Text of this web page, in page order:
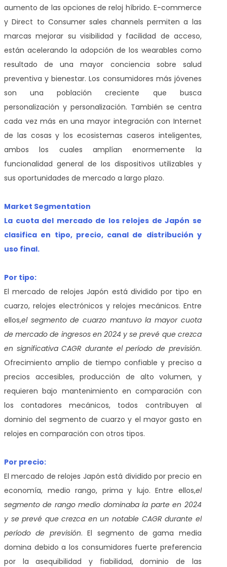
aumento de las opciones de reloj híbrido. E-commerce
y Direct to Consumer sales channels permiten a las
marcas mejorar su visibilidad y facilidad de acceso,
están acelerando la adopción de los wearables como
resultado de una mayor conciencia sobre salud
preventiva y bienestar. Los consumidores más jóvenes
son una población creciente que busca
personalización y personalización. También se centra
cada vez más en una mayor integración con Internet
de las cosas y los ecosistemas caseros inteligentes,
ambos los cuales amplían enormemente la
funcionalidad general de los dispositivos utilizables y
sus oportunidades de mercado a largo plazo.
Market Segmentation
La cuota del mercado de los relojes de Japón se
clasifica en tipo, precio, canal de distribución y
uso final.
Por tipo:
El mercado de relojes Japón está dividido por tipo en
cuarzo, relojes electrónicos y relojes mecánicos. Entre
ellos,el segmento de cuarzo mantuvo la mayor cuota
de mercado de ingresos en 2024 y se prevé que crezca
en significativa CAGR durante el período de previsión.
Ofrecimiento amplio de tiempo confiable y preciso a
precios accesibles, producción de alto volumen, y
requieren bajo mantenimiento en comparación con
los contadores mecánicos, todos contribuyen al
dominio del segmento de cuarzo y el mayor gasto en
relojes en comparación con otros tipos.
Por precio:
El mercado de relojes Japón está dividido por precio en
economía, medio rango, prima y lujo. Entre ellos,el
segmento de rango medio dominaba la parte en 2024
y se prevé que crezca en un notable CAGR durante el
período de previsión. El segmento de gama media
domina debido a los consumidores fuerte preferencia
por la asequibilidad y fiabilidad, dominio de las